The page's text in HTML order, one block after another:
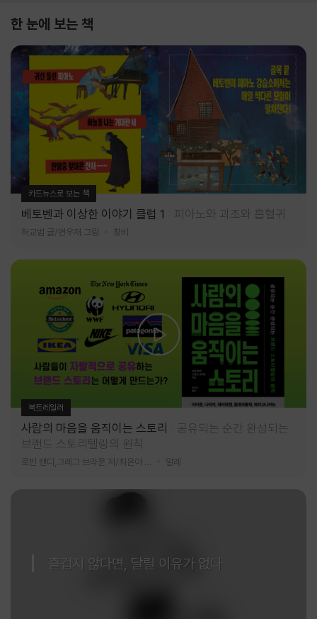
한 눈에 보는 책
카드뉴스로 보는 책
베토벤과 이상한 이야기 클럽 1 피아노와 괴조와 흡혈귀
허교범 글/변우재 그림 창비
북트레일러
사람의 마음을 움직이는 스토리
공유되는 순간 완성되는
브랜드 스토리텔링의 원칙
알레
즐겁지 않다면, 달릴 이유가 없다